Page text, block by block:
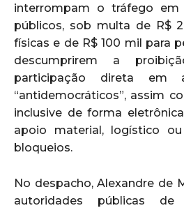
interrompam o tráfego em
públicos, sob multa de R$
físicas e de R$ 100 mil para
descumprirem a
participação direta em
“antidemocráticos”, assim
inclusive de forma
apoio material, logístico
bloqueios.
No despacho, Alexandre de
autoridades públicas